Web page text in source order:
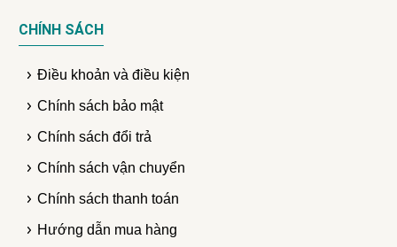
CHÍNH SÁCH
Điều khoản và điều kiện
Chính sách bảo mật
Chính sách đổi trả
Chính sách vận chuyển
Chính sách thanh toán
Hướng dẫn mua hàng